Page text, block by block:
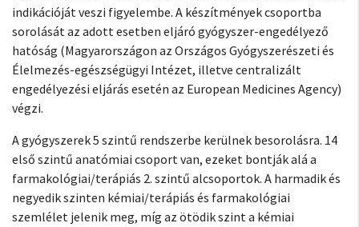
indikációját veszi figyelembe. A készítmények csoportba
sorolását az adott esetben eljáró gyógyszer-engedélyező
hatóság (Magyarországon az Országos Gyógyszerészeti és
Élelmezés-egészségügyi Intézet, illetve centralizált
engedélyezési eljárás esetén az European Medicines Agency)
végzi.
A gyógyszerek 5 szintű rendszerbe kerülnek besorolásra. 14
első szintű anatómiai csoport van, ezeket bontják alá a
farmakológiai/terápiás 2. szintű alcsoportok. A harmadik és
negyedik szinten kémiai/terápiás és farmakológiai
szemlélet jelenik meg, míg az ötödik szint a kémiai